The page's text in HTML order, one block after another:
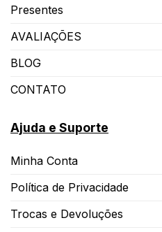
Presentes
AVALIAÇÕES
BLOG
CONTATO
Ajuda e Suporte
Minha Conta
Política de Privacidade
Trocas e Devoluções